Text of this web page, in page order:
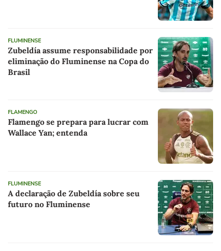
FLUMINENSE
Zubeldía assume responsabilidade por
eliminação do Fluminense na Copa do
Brasil
FLAMENGO
Flamengo se prepara para lucrar com
Wallace Yan; entenda
FLUMINENSE
A declaração de Zubeldía sobre seu
futuro no Fluminense